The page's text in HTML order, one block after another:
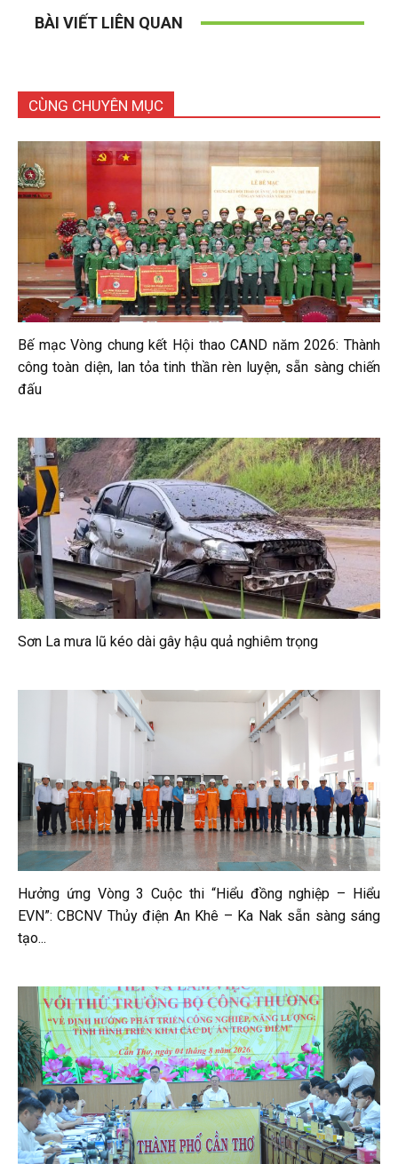
BÀI VIẾT LIÊN QUAN
CÙNG CHUYÊN MỤC
Bế mạc Vòng chung kết Hội thao CAND năm 2026: Thành
công toàn diện, lan tỏa tinh thần rèn luyện, sẵn sàng chiến
đấu
Sơn La mưa lũ kéo dài gây hậu quả nghiêm trọng
Hưởng ứng Vòng 3 Cuộc thi “Hiểu đồng nghiệp – Hiểu
EVN”: CBCNV Thủy điện An Khê – Ka Nak sẵn sàng sáng
tạo...